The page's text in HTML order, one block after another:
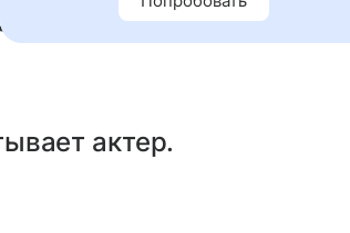
актер.